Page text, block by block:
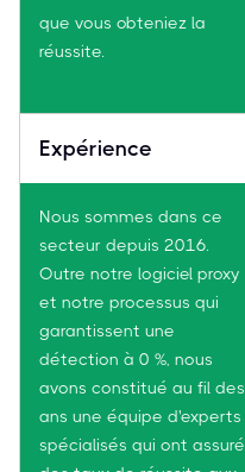
que vous obteniez la
réussite.
Expérience
Nous sommes dans ce
secteur depuis 2016.
Outre notre logiciel proxy
et notre processus qui
garantissent une
détection à 0 %, nous
avons constitué au fil des
ans une équipe d'experts
spécialisés qui ont assuré